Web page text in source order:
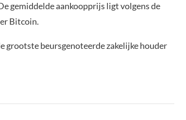
gemiddelde aankoopprijs ligt volgens de
Bitcoin.
grootste beursgenoteerde zakelijke houder